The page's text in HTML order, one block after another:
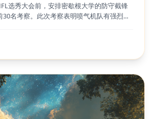
选秀大会前，安排密歇根大学的防守截锋
30名考察。此次考察表明喷气机队有强烈兴
因其极具破坏力的比赛能力而备受关注，并
秀。